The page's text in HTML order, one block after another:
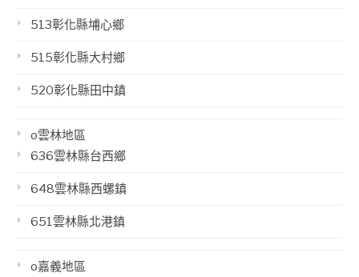
513彰化縣埔心鄉
515彰化縣大村鄉
520彰化縣田中鎮
o雲林地區
636雲林縣台西鄉
648雲林縣西螺鎮
651雲林縣北港鎮
o嘉義地區